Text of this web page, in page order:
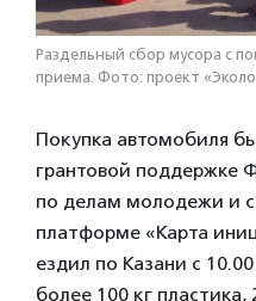
Раздельный сбор мусора с
приема. Фото: проект
Покупка автомобиля
грантовой поддержке
по делам молодежи и
платформе «Карта
ездил по Казани с
более 100 кг